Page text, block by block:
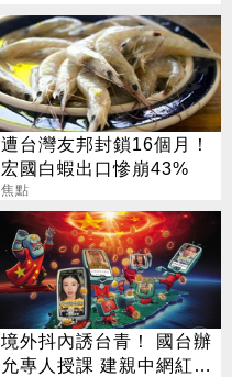
遭台灣友邦封鎖16個月！
宏國白蝦出口慘崩43%
焦點
境外抖內誘台青！ 國台辦
允專人授課 建親中網紅大